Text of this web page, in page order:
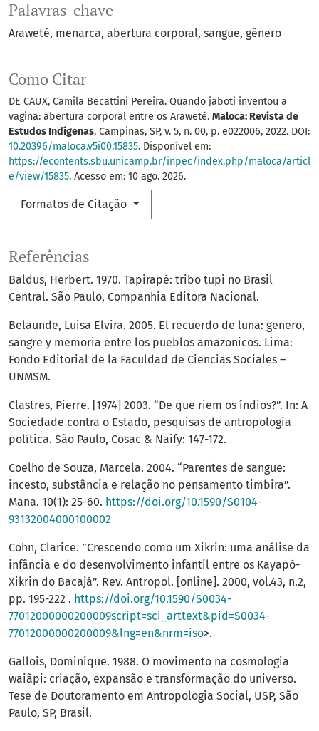
Palavras-chave
Araweté menarca abertura corporal sangue gênero
Como Citar
DE CAUX, Camila Becattini Pereira. Quando jaboti inventou a
vagina: abertura corporal entre os Araweté. Maloca: Revista de
Estudos Indígenas, Campinas, SP, v. 5, n. 00, p. e022006, 2022. DOI:
10.20396/maloca.v5i00.15835. Disponível em:
https://econtents.sbu.unicamp.br/inpec/index.php/maloca/articl
e/view/15835. Acesso em: 10 ago. 2026.
Formatos de Citação
Referências
Baldus, Herbert. 1970. Tapirapé: tribo tupi no Brasil
Central. São Paulo, Companhia Editora Nacional.
Belaunde, Luisa Elvira. 2005. El recuerdo de luna: genero,
sangre y memoria entre los pueblos amazonicos. Lima:
Fondo Editorial de la Faculdad de Ciencias Sociales –
UNMSM.
Clastres, Pierre. [1974] 2003. “De que riem os índios?”. In: A
Sociedade contra o Estado, pesquisas de antropologia
política. São Paulo, Cosac & Naify: 147-172.
Coelho de Souza, Marcela. 2004. “Parentes de sangue:
incesto, substância e relação no pensamento timbira”.
Mana. 10(1): 25-60. https://doi.org/10.1590/S0104-
93132004000100002
Cohn, Clarice. ”Crescendo como um Xikrin: uma análise da
infância e do desenvolvimento infantil entre os Kayapó-
Xikrin do Bacajá”. Rev. Antropol. [online]. 2000, vol.43, n.2,
pp. 195-222 . https://doi.org/10.1590/S0034-
77012000000200009script=sci_arttext&pid=S0034-
77012000000200009&lng=en&nrm=iso>.
Gallois, Dominique. 1988. O movimento na cosmologia
waiãpi: criação, expansão e transformação do universo.
Tese de Doutoramento em Antropologia Social, USP, São
Paulo, SP, Brasil.